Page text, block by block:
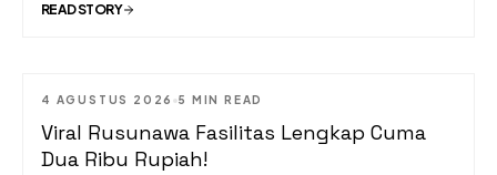
READ STORY
4 AGUSTUS 2026 5 MIN READ
Viral Rusunawa Fasilitas Lengkap Cuma
Dua Ribu Rupiah!